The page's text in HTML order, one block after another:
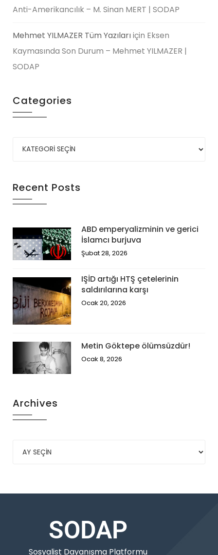
Anti-Amerikancılık – M. Sinan MERT | SODAP
Mehmet YILMAZER Tüm Yazılarıiçin Eksen
Kaymasında Son Durum – Mehmet YILMAZER |
SODAP
Categories
Recent Posts
ABD emperyalizminin ve gerici
İslamcı burjuva
Şubat 28, 2026
IŞİD artığı HTŞ çetelerinin
saldırılarına karşı
Ocak 20, 2026
Metin Göktepe ölümsüzdür!
Ocak 8, 2026
Archives
SODAP
Sosyalist Dayanışma Platformu